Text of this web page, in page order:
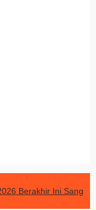
Berakhir Ini Sang